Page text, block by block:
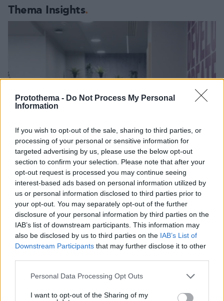
Protothema - Do Not Process My Personal
Information
If you wish to opt-out of the sale, sharing to third parties, or
processing of your personal or sensitive information for
targeted advertising by us, please use the below opt-out
section to confirm your selection. Please note that after your
opt-out request is processed you may continue seeing
interest-based ads based on personal information utilized by
us or personal information disclosed to third parties prior to
your opt-out. You may separately opt-out of the further
disclosure of your personal information by third parties on the
IAB’s list of downstream participants. This information may
also be disclosed by us to third parties on the IAB’s List of
Downstream Participants that may further disclose it to other
Please note that this website/app uses one or more Google
not limited to your visit or usage behaviour. You may click to
Personal Data Processing Opt Outs
I want to opt-out of the Sharing of my
Thema Insights
Κάτι αλλάζει στον χάρτη της πανεπιστημιακής εκπαίδευσης
στην Ελλάδα
03.08.2026, 11:06
Εθνική Τράπεζα: Η κορυφαία επιλογή για τη χρηματοδότηση